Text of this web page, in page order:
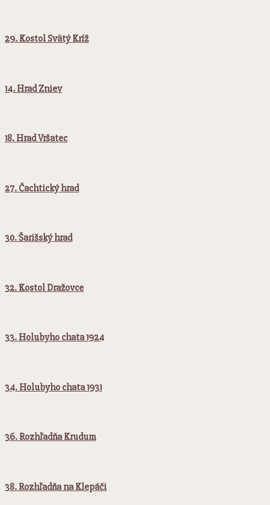
29. Kostol Svätý Kríž
14. Hrad Zniev
18. Hrad Vršatec
27. Čachtický hrad
30. Šarišský hrad
32. Kostol Dražovce
33. Holubyho chata 1924
34. Holubyho chata 1931
36. Rozhľadňa Krudum
38. Rozhľadňa na Klepáči